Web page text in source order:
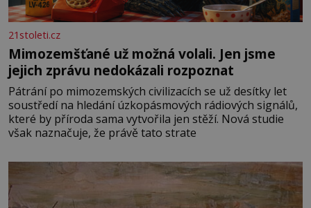
21stoleti.cz
Mimozemšťané už možná volali. Jen jsme
jejich zprávu nedokázali rozpoznat
Pátrání po mimozemských civilizacích se už desítky let
soustředí na hledání úzkopásmových rádiových signálů,
které by příroda sama vytvořila jen stěží. Nová studie
však naznačuje, že právě tato strate